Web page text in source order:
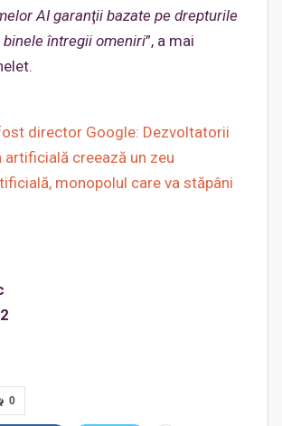
AI garanţii bazate pe drepturile
întregii omeniri”, a mai
director Google: Dezvoltatorii
artificială creează un zeu
monopolul care va stăpâni
0